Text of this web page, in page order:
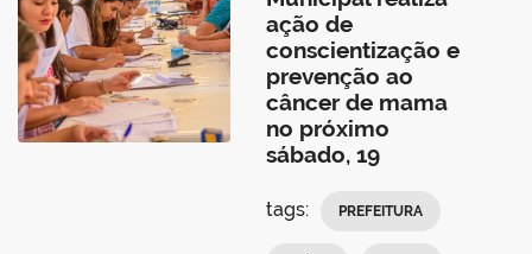
ação de
conscientização e
prevenção ao
câncer de mama
no próximo
sábado, 19
tags: PREFEITURA